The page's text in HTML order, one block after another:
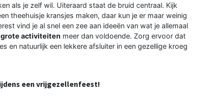
als je zelf wil. Uiteraard staat de bruid centraal. Kijk
theehuisje kransjes maken, daar kun je er maar weinig
vind je al snel een zee aan ideeën van wat je allemaal
grote activiteiten meer dan voldoende. Zorg ervoor dat
en natuurlijk een lekkere afsluiter in een gezellige kroeg
een vrijgezellenfeest!